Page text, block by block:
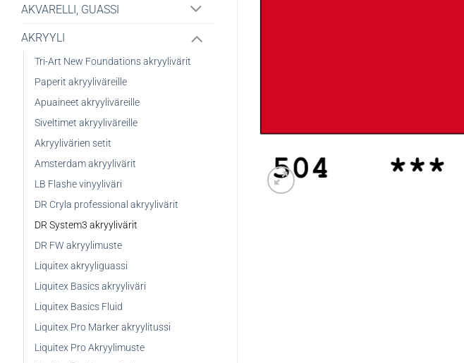
AKVARELLI, GUASSI
AKRYYLI
Tri-Art New Foundations akryylivärit
Paperit akryyliväreille
Apuaineet akryyliväreille
Siveltimet akryyliväreille
Akryylivärien setit
Amsterdam akryylivärit
LB Flashe vinyyliväri
DR Cryla professional akryylivärit
DR System3 akryylivärit
DR FW akryylimuste
Liquitex akryyliguassi
Liquitex Basics akryyliväri
Liquitex Basics Fluid
Liquitex Pro Marker akryylitussi
Liquitex Pro Akryylimuste